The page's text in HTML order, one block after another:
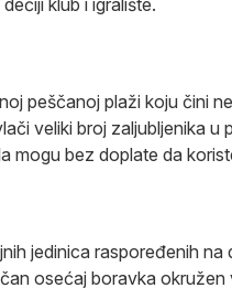
klub i igralište.
peščanoj plaži koju čini
veliki broj zaljubljenika
mogu bez doplate da
jedinica raspoređenih
osećaj boravka